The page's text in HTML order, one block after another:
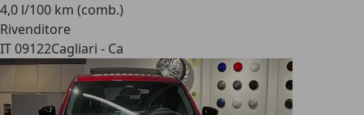
4,0 l/100 km (comb.)
Rivenditore
IT 09122Cagliari - Ca